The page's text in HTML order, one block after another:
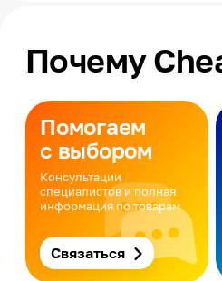
Почему
Помогаем
с выбором
Консультации
специалистов и полная
информация по товарам
Связаться